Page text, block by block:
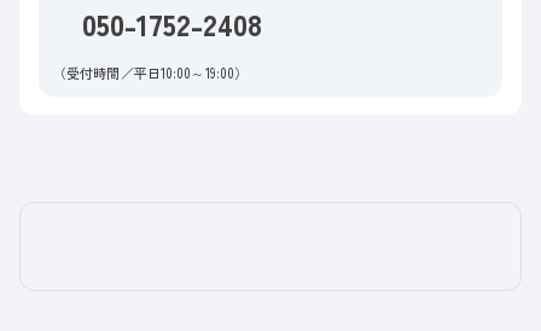
050-1752-2408
（受付時間／平日10:00～19:00）